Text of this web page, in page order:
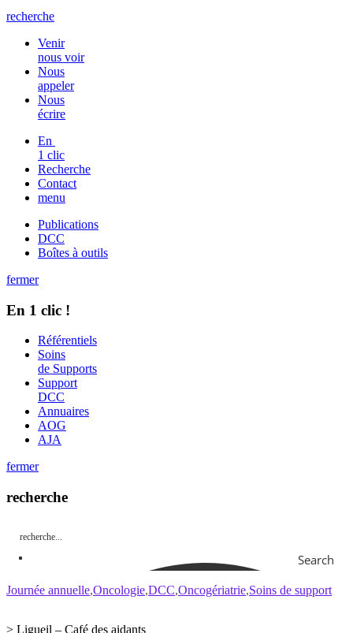
recherche
Venir
nous voir
Nous
appeler
Nous
écrire
En
1 clic
Recherche
Contact
menu
Publications
DCC
Boîtes à outils
fermer
En 1 clic !
Référentiels
Soins
de Supports
Support
DCC
Annuaires
AOG
AJA
fermer
recherche
Search
Journée annuelle Oncologie DCC Oncogériatrie Soins de support
> Ligueil – Café des aidants